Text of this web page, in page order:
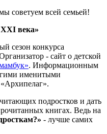
советуем всей семьей!
века»
сезон конкурса
- сайт о детской
. Информационным
именитыми
подростков и дать
книгах. Ведь на
- лучше самих